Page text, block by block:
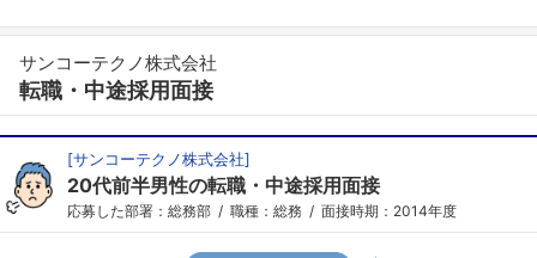
サンコーテクノ株式会社
転職・中途採用面接
[サンコーテクノ株式会社]
20代前半男性の転職・中途採用面接
応募した部署：総務部 職種：総務 面接時期：2014年度